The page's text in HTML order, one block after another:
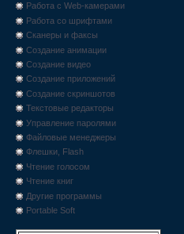
Работа с Web-камерами
Работа со шрифтами
Сканеры и факсы
Создание анимации
Создание видео
Создание приложений
Создание скриншотов
Текстовые редакторы
Управление паролями
Файловые менеджеры
Флешки, Flash
Чтение голосом
Чтение книг
Другие программы
Portable Soft